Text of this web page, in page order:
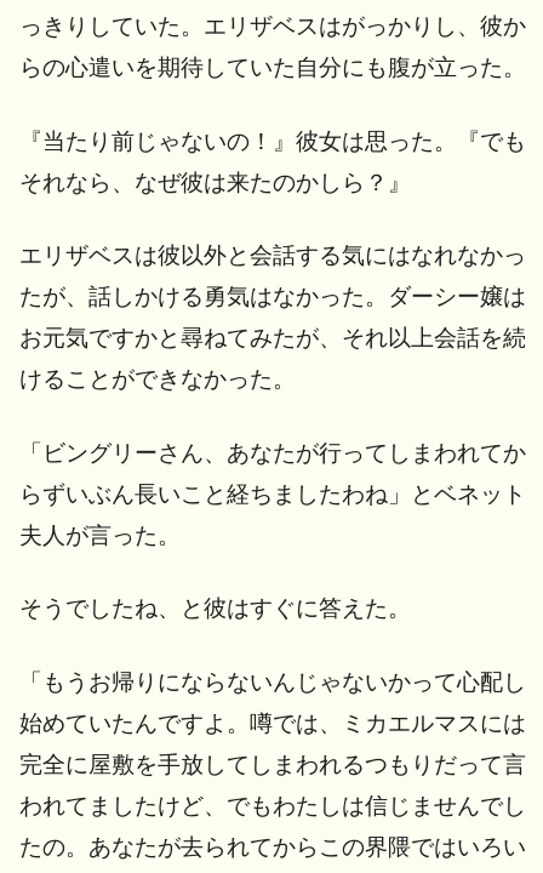
っきりしていた。エリザベスはがっかりし、彼か
らの心遣いを期待していた自分にも腹が立った。
『当たり前じゃないの！』彼女は思った。『でも
それなら、なぜ彼は来たのかしら？』
エリザベスは彼以外と会話する気にはなれなかっ
たが、話しかける勇気はなかった。ダーシー嬢は
お元気ですかと尋ねてみたが、それ以上会話を続
けることができなかった。
「ビングリーさん、あなたが行ってしまわれてか
らずいぶん長いこと経ちましたわね」とベネット
夫人が言った。
そうでしたね、と彼はすぐに答えた。
「もうお帰りにならないんじゃないかって心配し
始めていたんですよ。噂では、ミカエルマスには
完全に屋敷を手放してしまわれるつもりだって言
われてましたけど、でもわたしは信じませんでし
たの。あなたが去られてからこの界隈ではいろい